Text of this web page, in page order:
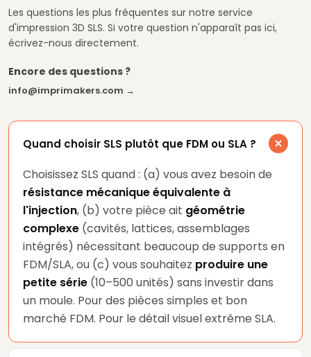
Les questions les plus fréquentes sur notre service
d'impression 3D SLS. Si votre question n'apparaît pas ici,
écrivez-nous directement.
Encore des questions ?
info@imprimakers.com →
Quand choisir SLS plutôt que FDM ou SLA ?
Choisissez SLS quand : (a) vous avez besoin de
résistance mécanique équivalente à
l'injection, (b) votre pièce ait géométrie
complexe (cavités, lattices, assemblages
intégrés) nécessitant beaucoup de supports en
FDM/SLA, ou (c) vous souhaitez produire une
petite série (10–500 unités) sans investir dans
un moule. Pour des pièces simples et bon
marché FDM. Pour le détail visuel extrême SLA.